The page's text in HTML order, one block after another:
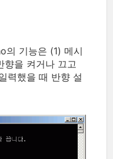
의 기능은 (1) 메시
향을 켜거나 끄고
력했을 때 반향 설